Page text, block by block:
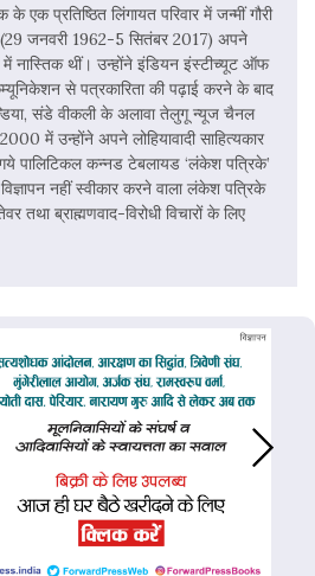
के एक प्रतिष्ठित लिंगायत परिवार में जन्मीं गौरी
जनवरी 1962-5 सितंबर 2017) अपने
में नास्तिक थीं। उन्होंने इंडियन इंस्टीच्यूट ऑफ
से पत्रकारिता की पढ़ाई करने के बाद
संडे वीकली के अलावा तेलुगू न्यूज चैनल
में उन्होंने अपने लोहियावादी साहित्यकार
पालिटिकल कन्नड टेबलायड ‘लंकेश पत्रिके’
नहीं स्वीकार करने वाला लंकेश पत्रिके
तथा ब्राह्मणवाद-विरोधी विचारों के लिए